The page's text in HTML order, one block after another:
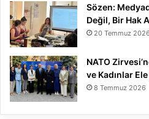
Sözen:
Değil, Bir Hak
20 Temmuz 2026
NATO
ve Kadınlar Ele
8 Temmuz 2026